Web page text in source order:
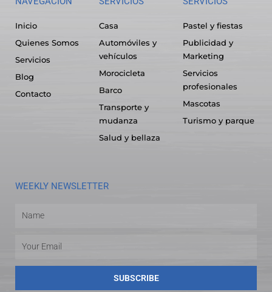
Inicio
Quienes Somos
Servicios
Blog
Contacto
Casa
Automóviles y
vehículos
Morocicleta
Barco
Transporte y
mudanza
Salud y bellaza
Pastel y fiestas
Publicidad y
Marketing
Servicios
profesionales
Mascotas
Turismo y parque
WEEKLY NEWSLETTER
SUBSCRIBE